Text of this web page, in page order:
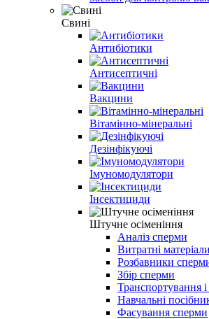
Свині
Антибіотики
Антисептичні
Вакцини
Вітамінно-мінеральні
Дезінфікуючі
Імуномодулятори
Інсектициди
Штучне осіменіння
Аналіз сперми
Витратні матеріали
Розбавники
Збір сперми
Транспортування
Навчальні
Фасування сперми